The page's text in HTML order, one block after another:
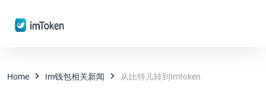
Home Im钱包相关新闻 从比特儿转到imtoken